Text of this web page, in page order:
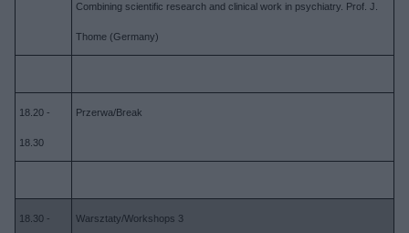
Combining scientific research and clinical work in psychiatry. Prof. J.
Thome (Germany)
18.20 -
18.30
Przerwa/Break
18.30 - Warsztaty/Workshops 3